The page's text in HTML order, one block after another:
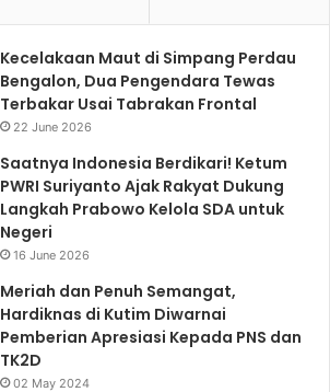
Kecelakaan Maut di Simpang Perdau
Bengalon, Dua Pengendara Tewas
Terbakar Usai Tabrakan Frontal
22 June 2026
Saatnya Indonesia Berdikari! Ketum
PWRI Suriyanto Ajak Rakyat Dukung
Langkah Prabowo Kelola SDA untuk
Negeri
16 June 2026
Meriah dan Penuh Semangat,
Hardiknas di Kutim Diwarnai
Pemberian Apresiasi Kepada PNS dan
TK2D
02 May 2024